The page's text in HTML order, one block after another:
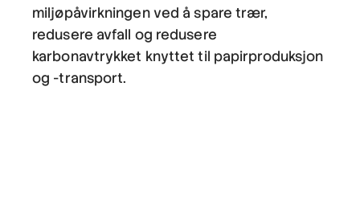
miljøpåvirkningen ved å spare trær,
redusere avfall og redusere
karbonavtrykket knyttet til papirproduksjon
og -transport.